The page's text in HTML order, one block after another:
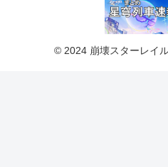
© 2024 崩壊スターレイ